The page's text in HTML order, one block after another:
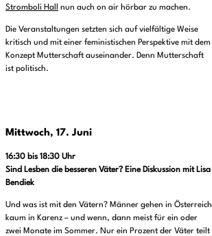
Stromboli Hall
nun auch on air hörbar zu machen.
Die Veranstaltungen setzten sich auf vielfältige Weise
kritisch und mit einer feministischen Perspektive mit dem
Konzept Mutterschaft auseinander. Denn Mutterschaft
ist politisch.
Mittwoch, 17. Juni
16:30 bis 18:30 Uhr
Sind Lesben die besseren Väter? Eine Diskussion mit Lisa
Bendiek
Und was ist mit den Vätern? Männer gehen in Österreich
kaum in Karenz – und wenn, dann meist für ein oder
zwei Monate im Sommer. Nur ein Prozent der Väter teilt